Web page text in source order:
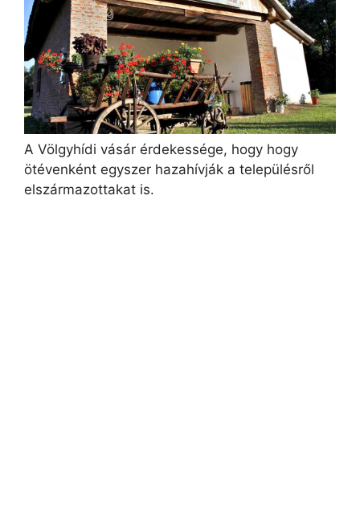
A Völgyhídi vásár érdekessége, hogy hogy
ötévenként egyszer hazahívják a településről
elszármazottakat is.